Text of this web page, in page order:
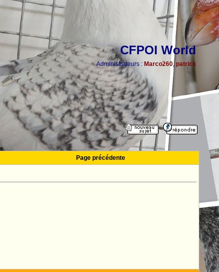
CFPOI World
Administrateurs : Marco260, patrick
Page précédente